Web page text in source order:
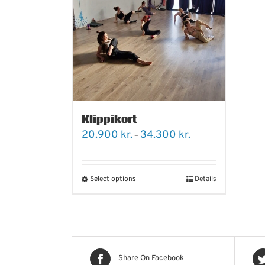
Klippikort
20.900 kr.– 34.300 kr.
34.300 kr.
Select options Details
Share On Facebook